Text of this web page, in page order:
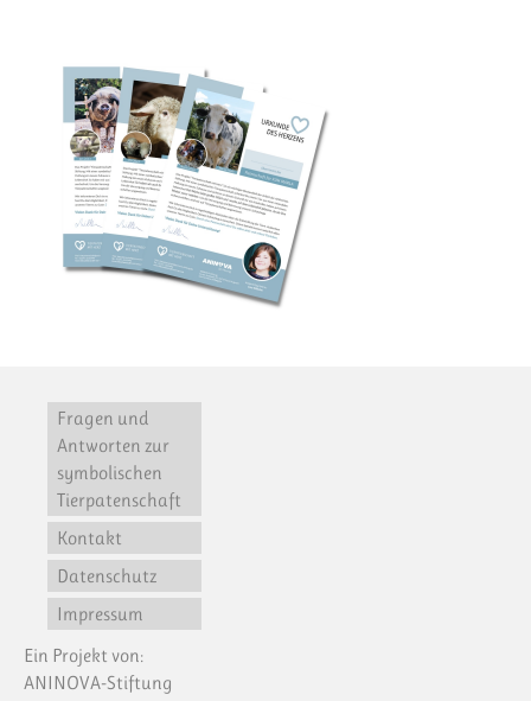
Fragen und
Antworten zur
symbolischen
Tierpatenschaft
Kontakt
Datenschutz
Impressum
Ein Projekt von:
ANINOVA-Stiftung